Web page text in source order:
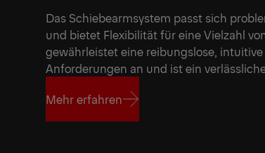
1/5
Das Schiebearmsystem passt sich
und bietet Flexibilität für eine Vielzahl
gewährleistet eine reibungslose,
Anforderungen an und ist ein
Mehr erfahren